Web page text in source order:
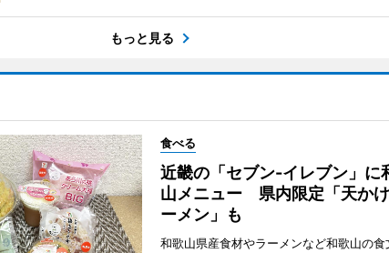
もっと見る
食べる
近畿の「セブン-イレブン」に
山メニュー 県内限定「天か
ーメン」も
和歌山県産食材やラーメンなど和歌山の食